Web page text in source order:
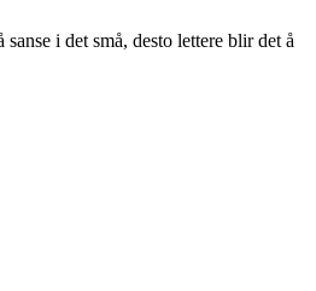
i det små, desto lettere blir det å